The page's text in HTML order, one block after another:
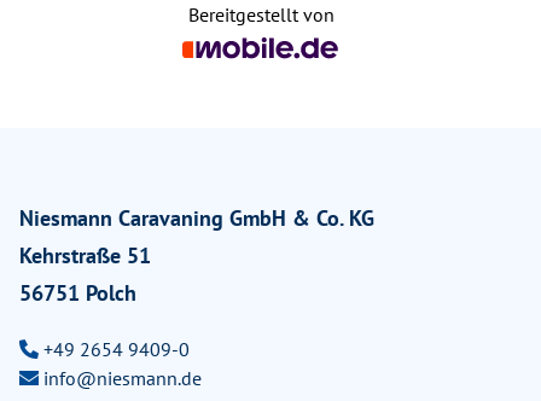
Bereitgestellt von
Niesmann Caravaning GmbH & Co. KG
Kehrstraße 51
56751 Polch
+49 2654 9409-0
info@niesmann.de